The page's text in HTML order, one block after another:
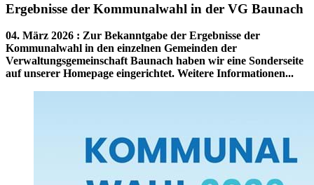
Ergebnisse der Kommunalwahl in der VG Baunach
04. März 2026 : Zur Bekanntgabe der Ergebnisse der
Kommunalwahl in den einzelnen Gemeinden der
Verwaltungsgemeinschaft Baunach haben wir eine Sonderseite
auf unserer Homepage eingerichtet. Weitere Informationen...